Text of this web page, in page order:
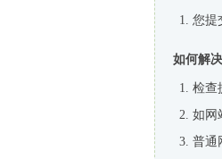
您提
如何解
检查
如网
普通